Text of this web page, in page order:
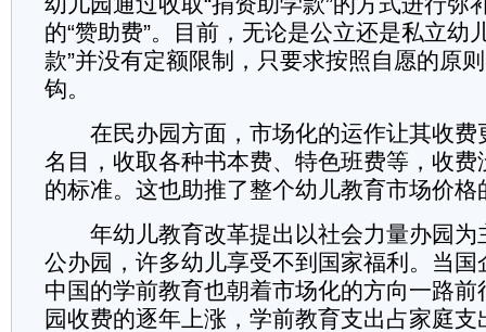
的“赞助费”。目前，无论是公立还是私立幼
款”并没有定额限制，只要求按照自愿的原
钩。
在民办园方面，市场化的运作让其收费
名目，收取各种书本费、特色班费等，收
的标准。这也助推了整个幼儿教育市场价格
年幼儿教育改革提出以社会力量办园为
公办园，许多幼儿享受不到国家福利。当
中国的学前教育也朝着市场化的方向一路
园收费的逐年上涨，学前教育支出占家庭